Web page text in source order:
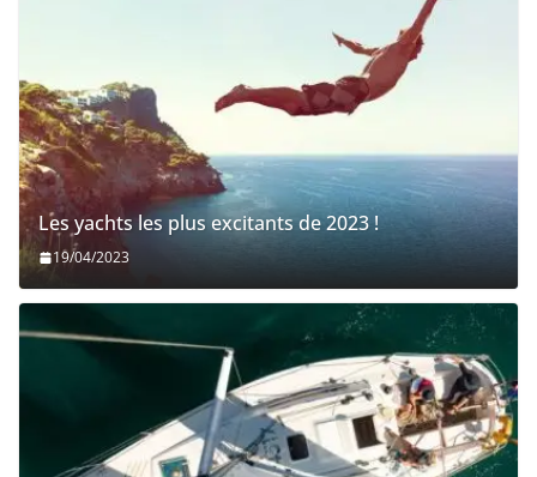
Les yachts les plus excitants de 2023 !
19/04/2023